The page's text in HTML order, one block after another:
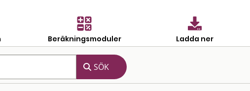
Beräkningsmoduler Ladda ner